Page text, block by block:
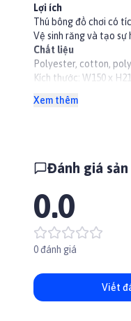
Lợi ích
Thú bông đồ chơi có
Vệ sinh răng và tạo sự
Chất liệu
Polyester, cotton,
Kích thước: W150 x
Xuất xứ: Việt Nam
Xem thêm
Đánh giá sản
0.0
0 đánh giá
Viết